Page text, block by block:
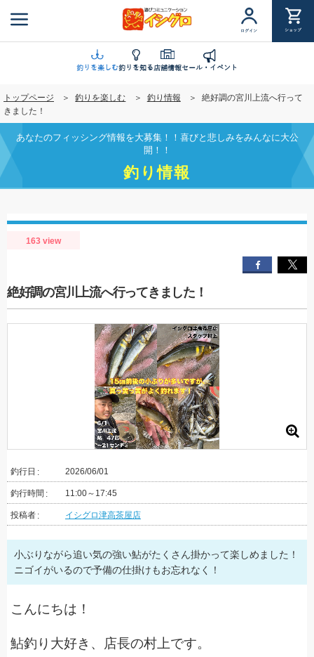
ン
ツ
移
動
ログイン ショップ
釣りを楽しむ釣りを知る店舗情報セール・イベント
トップページ 釣りを楽しむ 釣り情報
絶好調の宮川上流へ行って
きました！
あなたのフィッシング情報を大募集！！喜びと悲しみをみんなに大公
開！！
釣り情報
163 view
絶好調の宮川上流へ行ってきました！
釣行日 2026/06/01
釣行時間 11:00～17:45
投稿者 イシグロ津高茶屋店
小ぶりながら追い気の強い鮎がたくさん掛かって楽しめました！
ニゴイがいるので予備の仕掛けもお忘れなく！
こんにちは！
鮎釣り大好き、店長の村上です。